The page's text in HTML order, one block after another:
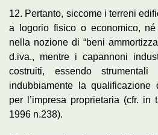
12. Pertanto, siccome i terreni
a logorio fisico o economico,
nella nozione di “beni
d.iva., mentre i capannoni
costruiti, essendo
indubbiamente la qualificazione
per l’impresa proprietaria (cfr.
1996 n.238).